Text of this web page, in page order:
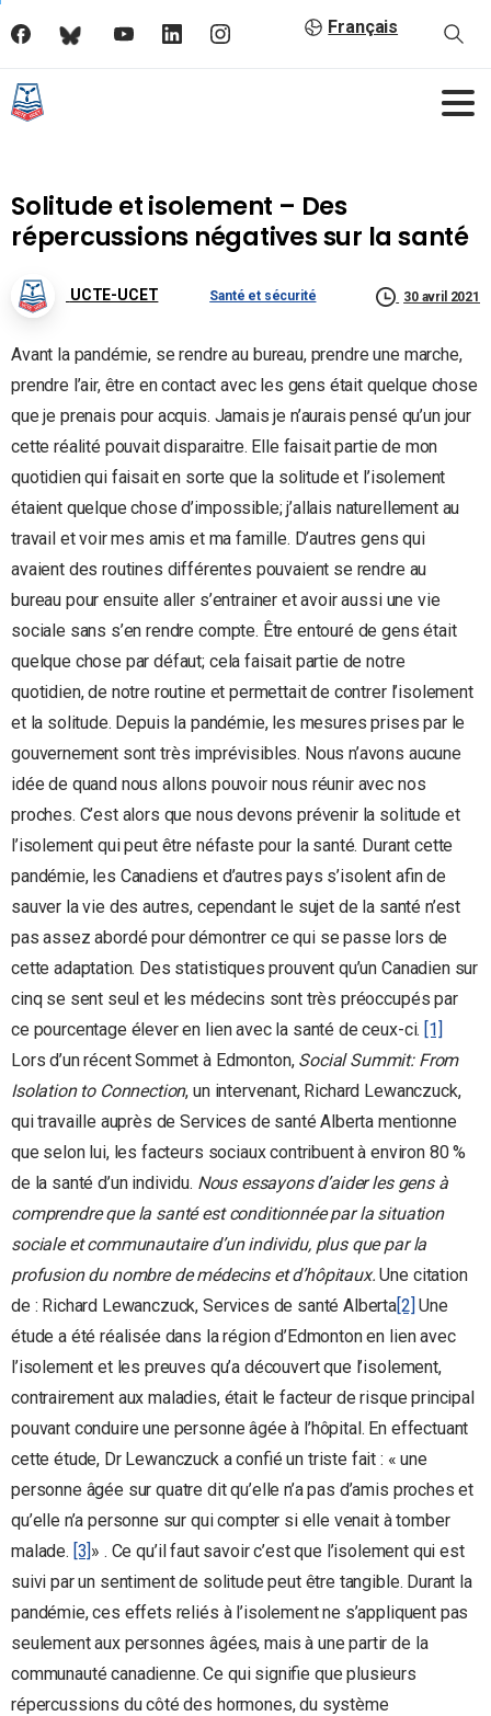
Français
Solitude et isolement – Des
répercussions négatives sur la santé
UCTE-UCET Santé et sécurité 30 avril 2021
Avant la pandémie, se rendre au bureau, prendre une marche,
prendre l’air, être en contact avec les gens était quelque chose
que je prenais pour acquis. Jamais je n’aurais pensé qu’un jour
cette réalité pouvait disparaitre. Elle faisait partie de mon
quotidien qui faisait en sorte que la solitude et l’isolement
étaient quelque chose d’impossible; j’allais naturellement au
travail et voir mes amis et ma famille. D’autres gens qui
avaient des routines différentes pouvaient se rendre au
bureau pour ensuite aller s’entrainer et avoir aussi une vie
sociale sans s’en rendre compte. Être entouré de gens était
quelque chose par défaut; cela faisait partie de notre
quotidien, de notre routine et permettait de contrer l’isolement
et la solitude. Depuis la pandémie, les mesures prises par le
gouvernement sont très imprévisibles. Nous n’avons aucune
idée de quand nous allons pouvoir nous réunir avec nos
proches. C’est alors que nous devons prévenir la solitude et
l’isolement qui peut être néfaste pour la santé. Durant cette
pandémie, les Canadiens et d’autres pays s’isolent afin de
sauver la vie des autres, cependant le sujet de la santé n’est
pas assez abordé pour démontrer ce qui se passe lors de
cette adaptation. Des statistiques prouvent qu’un Canadien sur
cinq se sent seul et les médecins sont très préoccupés par
ce pourcentage élever en lien avec la santé de ceux-ci. [1]
Lors d’un récent Sommet à Edmonton, Social Summit: From
Isolation to Connection, un intervenant, Richard Lewanczuck,
qui travaille auprès de Services de santé Alberta mentionne
que selon lui, les facteurs sociaux contribuent à environ 80 %
de la santé d’un individu. Nous essayons d’aider les gens à
comprendre que la santé est conditionnée par la situation
sociale et communautaire d’un individu, plus que par la
profusion du nombre de médecins et d’hôpitaux. Une citation
de : Richard Lewanczuck, Services de santé Alberta[2] Une
étude a été réalisée dans la région d’Edmonton en lien avec
l’isolement et les preuves qu’a découvert que l’isolement,
contrairement aux maladies, était le facteur de risque principal
pouvant conduire une personne âgée à l’hôpital. En effectuant
cette étude, Dr Lewanczuck a confié un triste fait : « une
personne âgée sur quatre dit qu’elle n’a pas d’amis proches et
qu’elle n’a personne sur qui compter si elle venait à tomber
malade. [3]» . Ce qu’il faut savoir c’est que l’isolement qui est
suivi par un sentiment de solitude peut être tangible. Durant la
pandémie, ces effets reliés à l’isolement ne s’appliquent pas
seulement aux personnes âgées, mais à une partir de la
communauté canadienne. Ce qui signifie que plusieurs
répercussions du côté des hormones, du système